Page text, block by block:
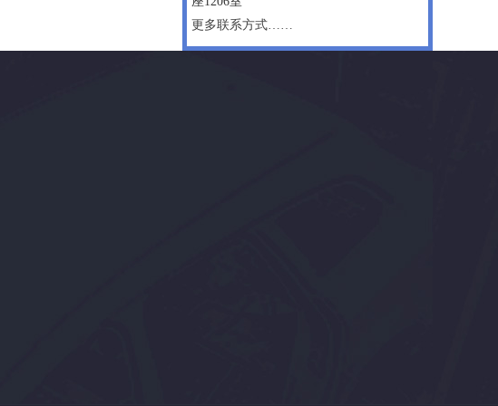
更多联系方式……